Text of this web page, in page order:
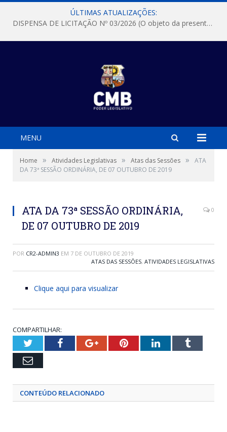
ÚLTIMAS ATUALIZAÇÕES:
DISPENSA DE LICITAÇÃO Nº 03/2026 (O objeto da presente dispensa é a escolha da proposta mais vantajosa para a aquisição, de aparelhos de ar condicionado, tipo Split, com material de instalação e fogão industrial, conforme condições, quantidades e exigências estabelecidas no termo de referencia e neste aviso de contratação direta e seus anexos)
MENU
Home » Atividades Legislativas » Atas das Sessões »
ATA
DA 73ª SESSÃO ORDINÁRIA, DE 07 OUTUBRO DE 2019
ATA DA 73ª SESSÃO ORDINÁRIA,
DE 07 OUTUBRO DE 2019
0
POR CR2-ADMIN3 EM 7 DE OUTUBRO DE 2019
ATAS DAS SESSÕES, ATIVIDADES LEGISLATIVAS
Clique aqui para visualizar
COMPARTILHAR:
TwitterFacebookGoogle+PinterestLinkedInTumblr
Email
CONTEÚDO RELACIONADO